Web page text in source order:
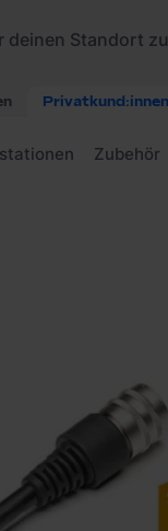
BOOSTER Adapter